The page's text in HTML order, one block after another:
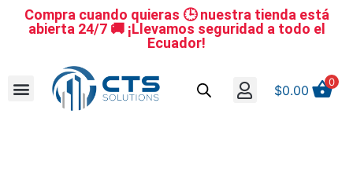
Compra cuando quieras 🕒 nuestra tienda está
abierta 24/7 🚚 ¡Llevamos seguridad a todo el
Ecuador!
$0.00
0